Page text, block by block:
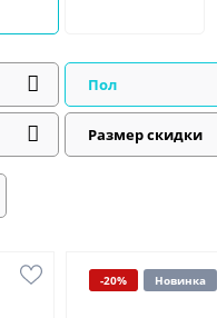
Пол
Размер скидки
-20% Новинка